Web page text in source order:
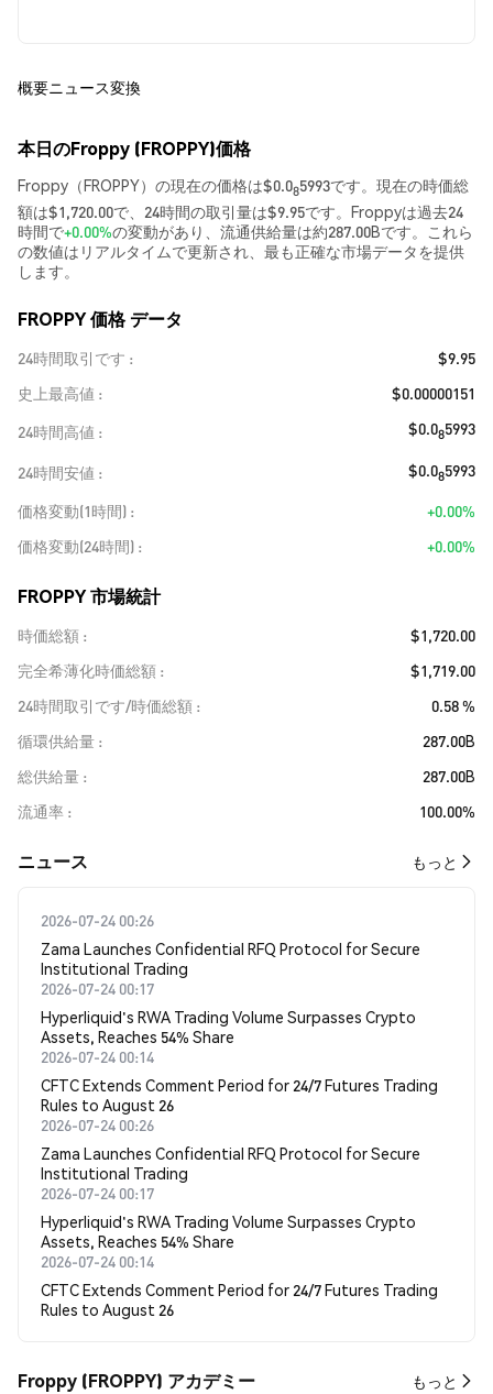
概要ニュース変換
本日のFroppy (FROPPY)価格
Froppy（FROPPY）の現在の価格は$0.085993です。現在の時価総
額は$1,720.00で、24時間の取引量は$9.95です。Froppyは過去24
時間で+0.00%の変動があり、流通供給量は約287.00Bです。これら
の数値はリアルタイムで更新され、最も正確な市場データを提供
します。
FROPPY 価格 データ
24時間取引です
$9.95
史上最高値
$0.00000151
24時間高値
$0.085993
24時間安値 $0.085993
価格変動(1時間)
+0.00%
価格変動(24時間)
+0.00%
FROPPY 市場統計
時価総額
$1,720.00
完全希薄化時価総額
$1,719.00
24時間取引です/時価総額
0.58 %
循環供給量
287.00B
総供給量
287.00B
流通率
100.00%
​​ニュース​​ もっと
2026-07-24 00:26
Zama Launches Confidential RFQ Protocol for Secure
Institutional Trading
2026-07-24 00:17
Hyperliquid's RWA Trading Volume Surpasses Crypto
Assets, Reaches 54% Share
2026-07-24 00:14
CFTC Extends Comment Period for 24/7 Futures Trading
Rules to August 26
2026-07-24 00:26
Zama Launches Confidential RFQ Protocol for Secure
Institutional Trading
2026-07-24 00:17
Hyperliquid's RWA Trading Volume Surpasses Crypto
Assets, Reaches 54% Share
2026-07-24 00:14
CFTC Extends Comment Period for 24/7 Futures Trading
Rules to August 26
Froppy (FROPPY) アカデミー もっと